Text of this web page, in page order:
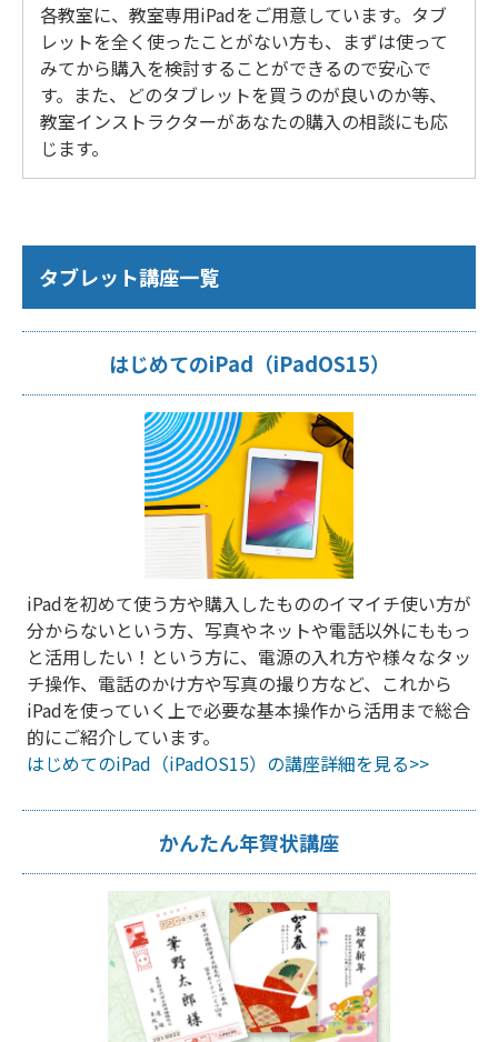
各教室に、教室専用iPadをご用意しています。タブ
レットを全く使ったことがない方も、まずは使って
みてから購入を検討することができるので安心で
す。また、どのタブレットを買うのが良いのか等、
教室インストラクターがあなたの購入の相談にも応
じます。
タブレット講座一覧
はじめてのiPad（iPadOS15）
iPadを初めて使う方や購入したもののイマイチ使い方が
分からないという方、写真やネットや電話以外にももっ
と活用したい！という方に、電源の入れ方や様々なタッ
チ操作、電話のかけ方や写真の撮り方など、これから
iPadを使っていく上で必要な基本操作から活用まで総合
的にご紹介しています。
はじめてのiPad（iPadOS15）の講座詳細を見る>>
かんたん年賀状講座